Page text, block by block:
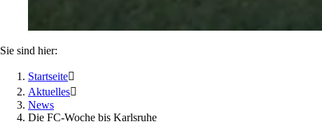
Sie sind hier:
Startseite
Aktuelles
News
Die FC-Woche bis Karlsruhe